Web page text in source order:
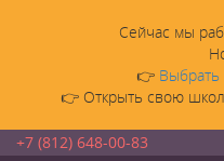
Сейчас мы
👉 Выбрать
👉 Открыть свою
+7 (812) 648-00-83